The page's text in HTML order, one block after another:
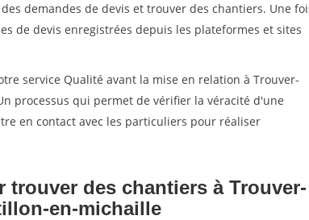
demandes de devis et trouver des chantiers. Une
de devis enregistrées depuis les plateformes et sites
service Qualité avant la mise en relation à Trouver-
processus qui permet de vérifier la véracité d'une
en contact avec les particuliers pour réaliser
trouver des chantiers à Trouver-
en-michaille